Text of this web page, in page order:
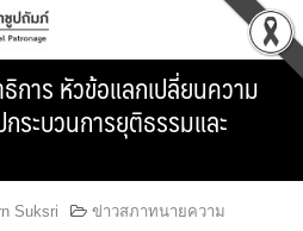
าร หัวข้อแลกเปลี่ยนความ
ระบวนการยุติธรรมและ
Suksri ข่าวสภาทนายความ